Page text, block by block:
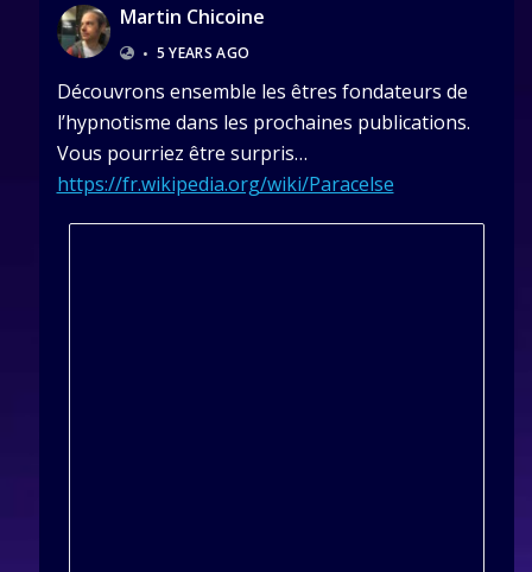
Martin Chicoine
• 5 YEARS AGO
Découvrons ensemble les êtres fondateurs de
l’hypnotisme dans les prochaines publications.
Vous pourriez être surpris…
https://fr.wikipedia.org/wiki/Paracelse